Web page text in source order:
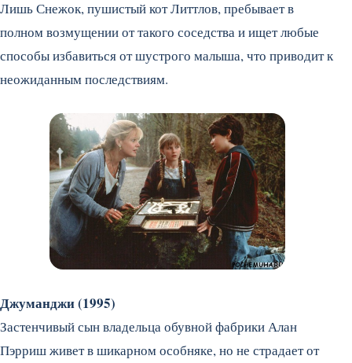
Лишь Снежок, пушистый кот Литтлов, пребывает в
полном возмущении от такого соседства и ищет любые
способы избавиться от шустрого малыша, что приводит к
неожиданным последствиям.
Джуманджи (1995)
Застенчивый сын владельца обувной фабрики Алан
Пэрриш живет в шикарном особняке, но не страдает от